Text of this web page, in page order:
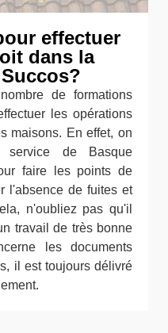
effectuer
dans la
de formations
les opérations
maisons. En effet, on
de Basque
faire les points de
l'absence de fuites et
n'oubliez pas qu'il
travail de très bonne
les documents
il est toujours délivré